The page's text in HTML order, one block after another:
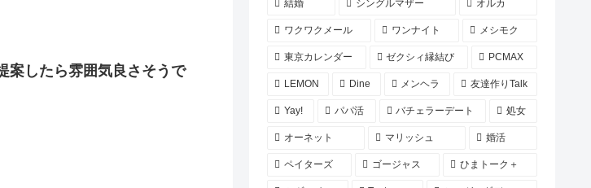
案したら雰囲気良さそうで
結婚 シングルマザー オルカ
ワクワクメール ワンナイト メシモク
東京カレンダー ゼクシィ縁結び PCMAX
LEMON Dine メンヘラ 友達作りTalk
Yay! パパ活 バチェラーデート 処女
オーネット マリッシュ 婚活
ペイターズ ゴージャス ひまトーク＋